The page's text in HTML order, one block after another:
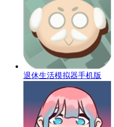
退休生活模拟器手机版